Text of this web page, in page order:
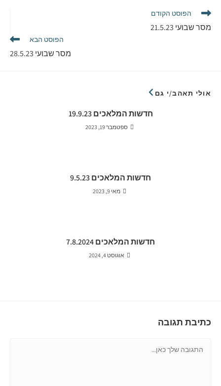
הפוסט הקודם
מסר שבועי 21.5.23
הפוסט הבא
מסר שבועי 28.5.23
אולי תאהב/י גם
חדשות המלאכים 19.9.23
ספטמבר 19, 2023
חדשות המלאכים 9.5.23
מאי 9, 2023
חדשות המלאכים 7.8.2024
אוגוסט 4, 2024
כתיבת תגובה